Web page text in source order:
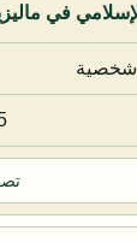
في
شخصية